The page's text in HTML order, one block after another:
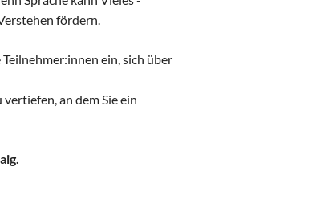
fördern.
ein, sich über
an dem Sie ein